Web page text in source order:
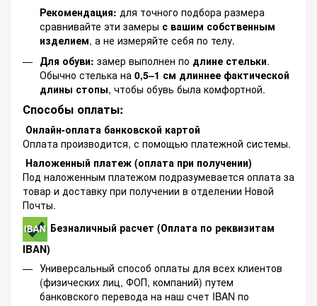
Рекомендация: для точного подбора размера
сравнивайте эти замеры с вашим собственным
изделием, а не измеряйте себя по телу.
Для обуви: замер выполнен по длине стельки.
Обычно стелька на 0,5–1 см длиннее фактической
длины стопы, чтобы обувь была комфортной.
Способы оплаты:
Онлайн-оплата банковской картой
Оплата производится, с помощью платежной системы.
Наложенный платеж (оплата при получении)
Под наложенным платежом подразумевается оплата за
товар и доставку при получении в отделении Новой
Почты.
Безналичный расчет (Оплата по реквизитам
IBAN)
Универсальный способ оплаты для всех клиентов
(физических лиц, ФОП, компаний) путем
банковского перевода на наш счет IBAN по